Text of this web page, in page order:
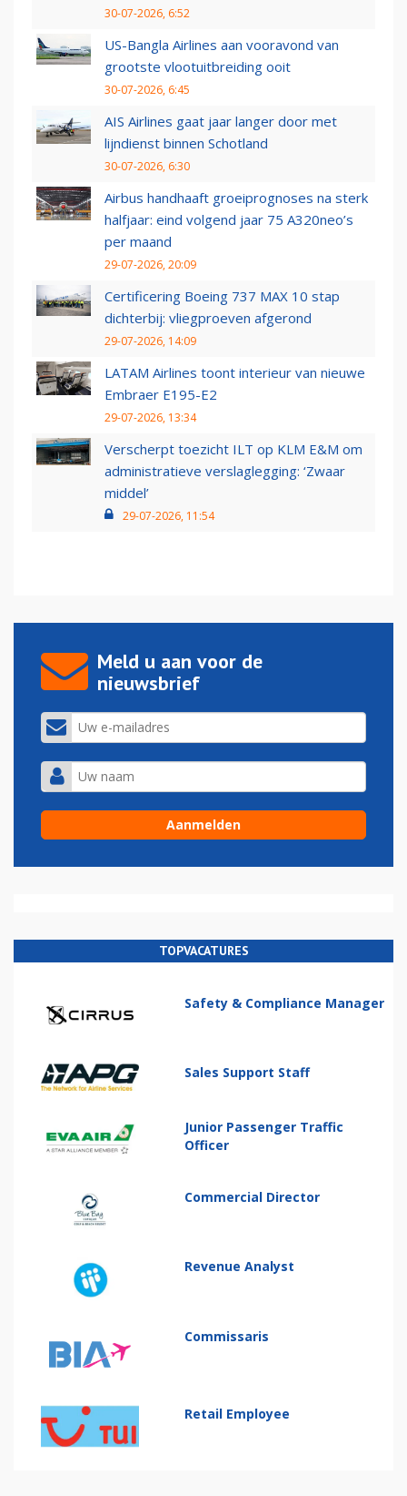
30-07-2026, 6:52
US-Bangla Airlines aan vooravond van
grootste vlootuitbreiding ooit
30-07-2026, 6:45
AIS Airlines gaat jaar langer door met
lijndienst binnen Schotland
30-07-2026, 6:30
Airbus handhaaft groeiprognoses na sterk
halfjaar: eind volgend jaar 75 A320neo’s
per maand
29-07-2026, 20:09
Certificering Boeing 737 MAX 10 stap
dichterbij: vliegproeven afgerond
29-07-2026, 14:09
LATAM Airlines toont interieur van nieuwe
Embraer E195-E2
29-07-2026, 13:34
Verscherpt toezicht ILT op KLM E&M om
administratieve verslaglegging: ‘Zwaar
middel’
29-07-2026, 11:54
Meld u aan voor de
nieuwsbrief
TOPVACATURES
Safety & Compliance Manager
Sales Support Staff
Junior Passenger Traffic
Officer
Commercial Director
Revenue Analyst
Commissaris
Retail Employee